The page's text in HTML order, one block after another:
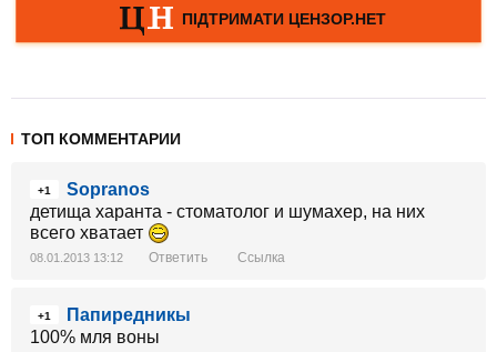
ТОП КОММЕНТАРИИ
+1
Sopranos
детища харанта - стоматолог и шумахер, на них
всего хватает
08.01.2013 13:12 Ответить Ссылка
+1
Папиредникы
100% мля воны